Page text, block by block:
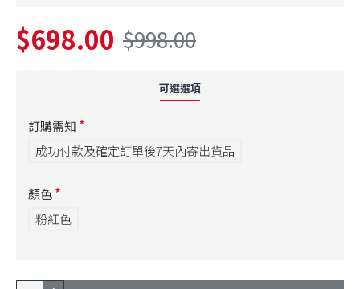
$698.00 $998.00
可選選項
訂購需知
成功付款及確定訂單後7天內寄出貨品
顏色
粉紅色